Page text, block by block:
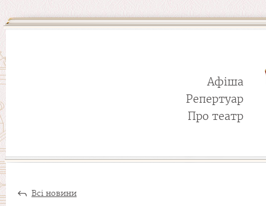
Афіша
Репертуар
Про театр
Всі новини